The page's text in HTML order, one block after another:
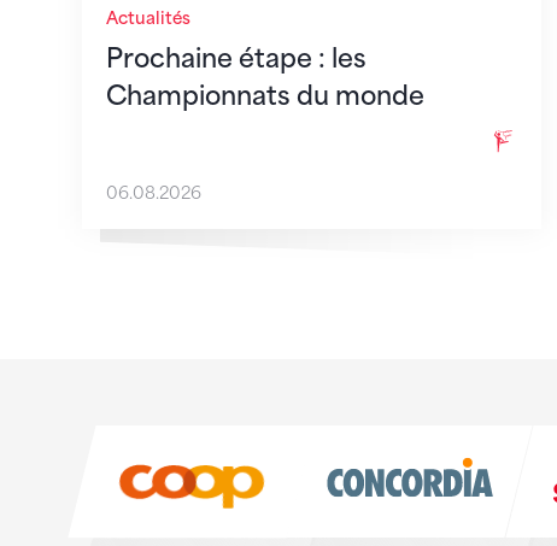
Actualités
Prochaine étape : les
Championnats du monde
06.08.2026